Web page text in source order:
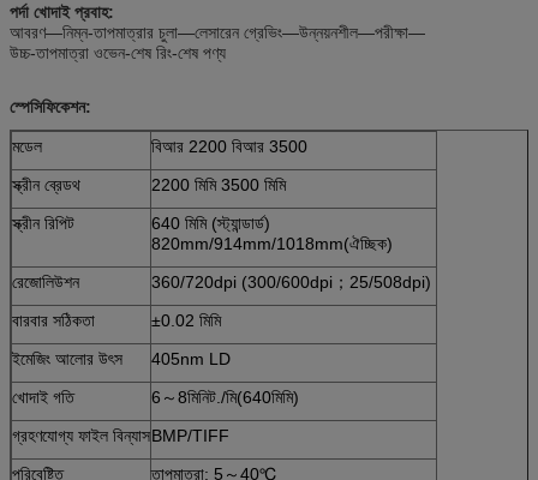
পর্দা খোদাই প্রবাহ:
আবরণ—নিম্ন-তাপমাত্রার চুলা—লেসারেন গ্রেভিং—উন্নয়নশীল—পরীক্ষা—
উচ্চ-তাপমাত্রা ওভেন-শেষ রিং-শেষ পণ্য
স্পেসিফিকেশন:
মডেল
বিআর 2200 বিআর 3500
স্ক্রীন ব্রেডথ
2200 মিমি 3500 মিমি
স্ক্রীন রিপিট
640 মিমি (স্ট্যান্ডার্ড)
820mm/914mm/1018mm(ঐচ্ছিক)
রেজোলিউশন
360/720dpi (300/600dpi；25/508dpi)
বারবার সঠিকতা
±0.02 মিমি
ইমেজিং আলোর উৎস
405nm LD
খোদাই গতি
6～8মিনিট./মি(640মিমি)
গ্রহণযোগ্য ফাইল বিন্যাসBMP/TIFF
পরিবেষ্টিত
তাপমাত্রা: 5～40℃